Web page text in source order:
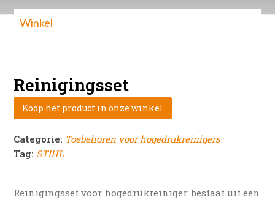
Winkel
Reinigingsset
Koop het product in onze winkel
Categorie: Toebehoren voor hogedrukreinigers
Tag: STIHL
Reinigingsset voor hogedrukreiniger: bestaat uit een